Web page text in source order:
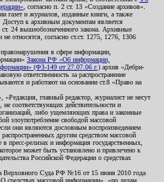
, согласно п. 2 ст. 13 «Создание архивов».
газет и журналов, изданные книги, а также
к архивным документам является
24 вышеобозначенного закона. Архивные
относятся, согласно ст.ст. 1275, 1276, 1306
в сфере информации,
Закона РФ «Об информации,
(ФЗ-149 от 27.07.06 г.) архив «Дебри-
ответственность за распространение
и работают на основании ст.8 «Право на
главный редактор, журналист не несут
не соответствующих действительности и
либо ущемляющих права и законные
злоупотребление свободой массовой
они являются дословным воспроизведением
другим средством массовой
пресс-релизах и информация государственных,
может быть установлено и привлечено к
Российской Федерации о средствах
Верховного Суда РФ №16 от 15 июня 2010 года
средствах массовой информации», «по делам,